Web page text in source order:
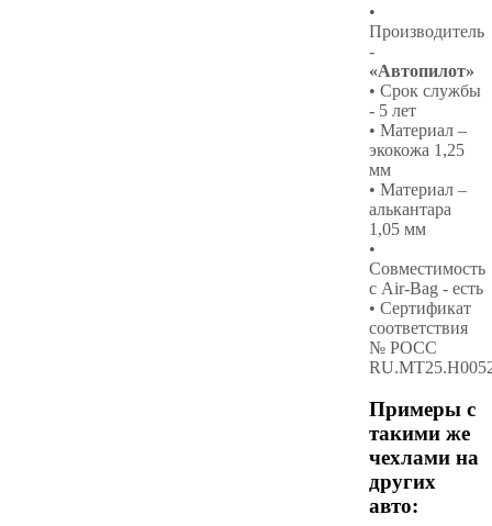
•
Производитель
-
«Автопилот»
• Срок службы
- 5 лет
• Материал –
экокожа 1,25
мм
• Материал –
алькантара
1,05 мм
•
Совместимость
с Air-Bag - есть
• Сертификат
соответствия
№ РОСС
Примеры с
такими же
чехлами на
других
авто: